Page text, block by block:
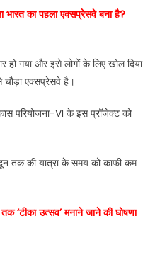
भारत का पहला एक्सप्रेसवे बना है?
गया और इसे लोगों के लिए खोल दिया
एक्सप्रेसवे है।
परियोजना-VI के इस प्रॉजेक्ट को
तक की यात्रा के समय को काफी कम
‘टीका उत्सव’ मनाने जाने की घोषणा